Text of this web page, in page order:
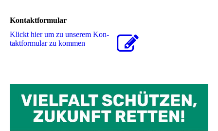
Kontaktformular
Klickt hier um zu unserem Kon­
takt­for­mu­lar zu kommen